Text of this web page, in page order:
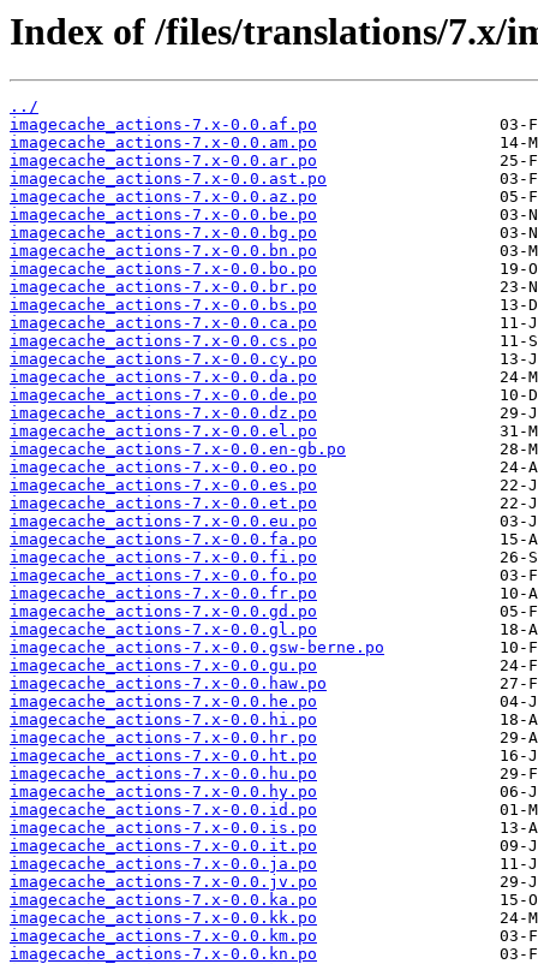
Index of /files/translations/7.x/
../
imagecache_actions-7.x-0.0.af.po
imagecache_actions-7.x-0.0.am.po
imagecache_actions-7.x-0.0.ar.po
imagecache_actions-7.x-0.0.ast.po
imagecache_actions-7.x-0.0.az.po
imagecache_actions-7.x-0.0.be.po
imagecache_actions-7.x-0.0.bg.po
imagecache_actions-7.x-0.0.bn.po
imagecache_actions-7.x-0.0.bo.po
imagecache_actions-7.x-0.0.br.po
imagecache_actions-7.x-0.0.bs.po
imagecache_actions-7.x-0.0.ca.po
imagecache_actions-7.x-0.0.cs.po
imagecache_actions-7.x-0.0.cy.po
imagecache_actions-7.x-0.0.da.po
imagecache_actions-7.x-0.0.de.po
imagecache_actions-7.x-0.0.dz.po
imagecache_actions-7.x-0.0.el.po
imagecache_actions-7.x-0.0.en-gb.po
imagecache_actions-7.x-0.0.eo.po
imagecache_actions-7.x-0.0.es.po
imagecache_actions-7.x-0.0.et.po
imagecache_actions-7.x-0.0.eu.po
imagecache_actions-7.x-0.0.fa.po
imagecache_actions-7.x-0.0.fi.po
imagecache_actions-7.x-0.0.fo.po
imagecache_actions-7.x-0.0.fr.po
imagecache_actions-7.x-0.0.gd.po
imagecache_actions-7.x-0.0.gl.po
imagecache_actions-7.x-0.0.gsw-berne.po
imagecache_actions-7.x-0.0.gu.po
imagecache_actions-7.x-0.0.haw.po
imagecache_actions-7.x-0.0.he.po
imagecache_actions-7.x-0.0.hi.po
imagecache_actions-7.x-0.0.hr.po
imagecache_actions-7.x-0.0.ht.po
imagecache_actions-7.x-0.0.hu.po
imagecache_actions-7.x-0.0.hy.po
imagecache_actions-7.x-0.0.id.po
imagecache_actions-7.x-0.0.is.po
imagecache_actions-7.x-0.0.it.po
imagecache_actions-7.x-0.0.ja.po
imagecache_actions-7.x-0.0.jv.po
imagecache_actions-7.x-0.0.ka.po
imagecache_actions-7.x-0.0.kk.po
imagecache_actions-7.x-0.0.km.po
imagecache_actions-7.x-0.0.kn.po